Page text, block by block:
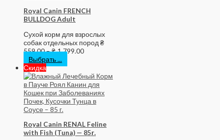
Royal Canin FRENCH
BULLDOG Adult
Сухой корм для взрослых
собак отдельных пород ₴
559.00–₴ 1,799.00
Выбрать ...
Скидка
Royal Canin RENAL Feline
with Fish (Tuna) — 85г.